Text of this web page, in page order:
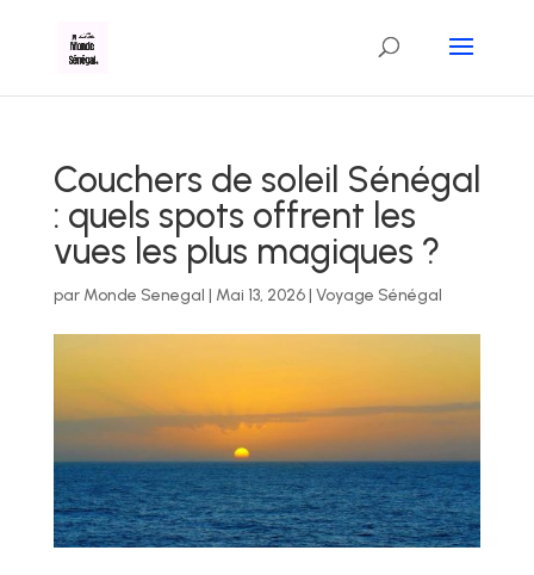
Couchers de soleil Sénégal
: quels spots offrent les
vues les plus magiques ?
par Monde Senegal | Mai 13, 2026| Voyage Sénégal